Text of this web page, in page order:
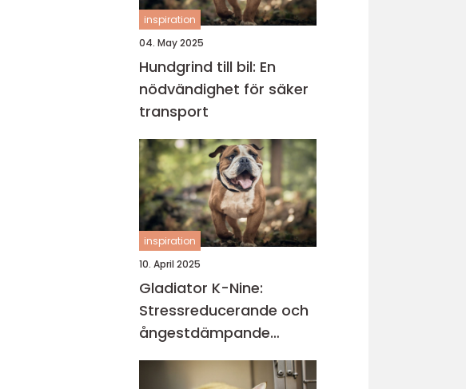
inspiration
04. May 2025
Hundgrind till bil: En
nödvändighet för säker
transport
inspiration
10. April 2025
Gladiator K-Nine:
Stressreducerande och
ångestdämpande
hundhalsband